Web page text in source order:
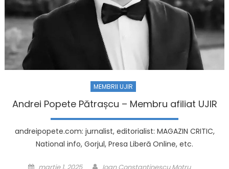
MEMBRII UJIR
Andrei Popete Pătrașcu – Membru afiliat UJIR
andreipopete.com: jurnalist, editorialist: MAGAZIN CRITIC,
National info, Gorjul, Presa Liberă Online, etc.
Posted on
martie 1, 2025 Author
Ioan Constantinescu Motru